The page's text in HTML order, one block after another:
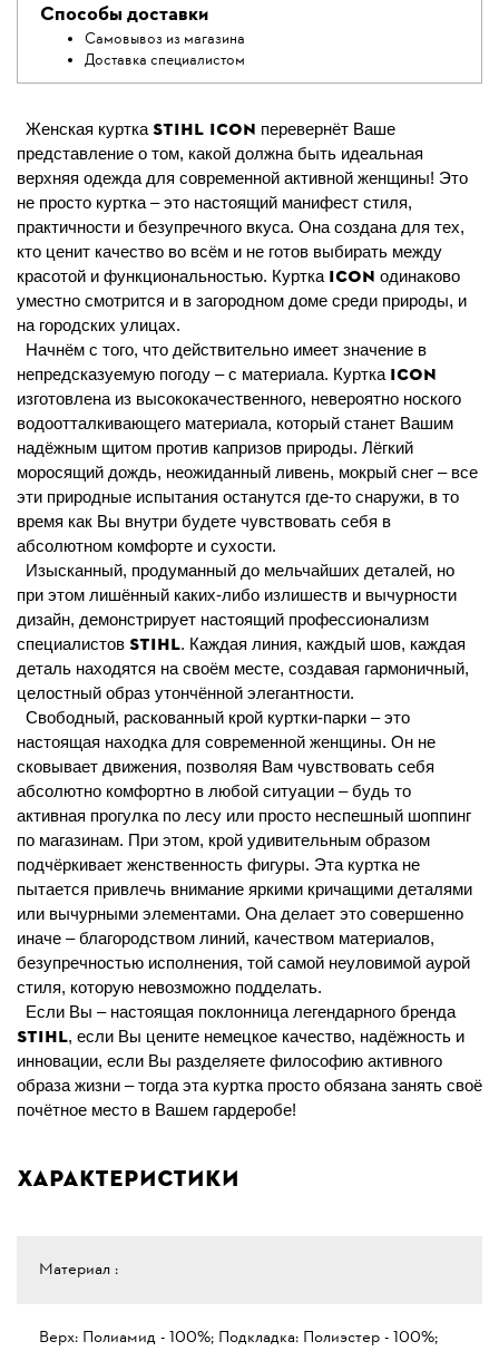
Способы доставки
Самовывоз из магазина
Доставка специалистом
Женская куртка STIHL ICON перевернёт Ваше
представление о том, какой должна быть идеальная
верхняя одежда для современной активной женщины! Это
не просто куртка – это настоящий манифест стиля,
практичности и безупречного вкуса. Она создана для тех,
кто ценит качество во всём и не готов выбирать между
красотой и функциональностью. Куртка ICON одинаково
уместно смотрится и в загородном доме среди природы, и
на городских улицах.
Начнём с того, что действительно имеет значение в
непредсказуемую погоду – с материала. Куртка ICON
изготовлена из высококачественного, невероятно ноского
водоотталкивающего материала, который станет Вашим
надёжным щитом против капризов природы. Лёгкий
моросящий дождь, неожиданный ливень, мокрый снег – все
эти природные испытания останутся где-то снаружи, в то
время как Вы внутри будете чувствовать себя в
абсолютном комфорте и сухости.
Изысканный, продуманный до мельчайших деталей, но
при этом лишённый каких-либо излишеств и вычурности
дизайн, демонстрирует настоящий профессионализм
специалистов STIHL. Каждая линия, каждый шов, каждая
деталь находятся на своём месте, создавая гармоничный,
целостный образ утончённой элегантности.
Свободный, раскованный крой куртки-парки – это
настоящая находка для современной женщины. Он не
сковывает движения, позволяя Вам чувствовать себя
абсолютно комфортно в любой ситуации – будь то
активная прогулка по лесу или просто неспешный шоппинг
по магазинам. При этом, крой удивительным образом
подчёркивает женственность фигуры. Эта куртка не
пытается привлечь внимание яркими кричащими деталями
или вычурными элементами. Она делает это совершенно
иначе – благородством линий, качеством материалов,
безупречностью исполнения, той самой неуловимой аурой
стиля, которую невозможно подделать.
Если Вы – настоящая поклонница легендарного бренда
STIHL, если Вы цените немецкое качество, надёжность и
инновации, если Вы разделяете философию активного
образа жизни – тогда эта куртка просто обязана занять своё
почётное место в Вашем гардеробе!
Характеристики
Материал :
Верх: Полиамид - 100%; Подкладка: Полиэстер - 100%;